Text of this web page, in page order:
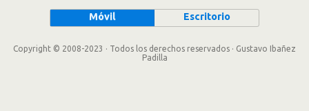
Móvil Escritorio
Copyright © 2008-2023 · Todos los derechos reservados · Gustavo Ibañez
Padilla